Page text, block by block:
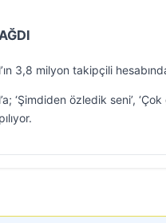
3,8 milyon takipçili
‘Şimdiden özledik seni’,